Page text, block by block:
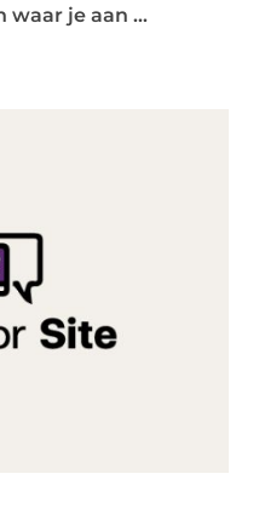
je aan ...